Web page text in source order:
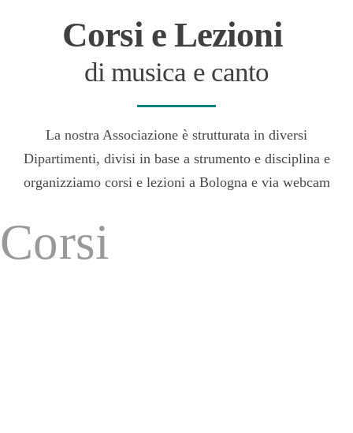
Corsi e Lezioni
di musica e canto
La nostra Associazione è strutturata in diversi
Dipartimenti, divisi in base a strumento e disciplina e
organizziamo corsi e lezioni a Bologna e via webcam
Corsi
Corsi
Canto